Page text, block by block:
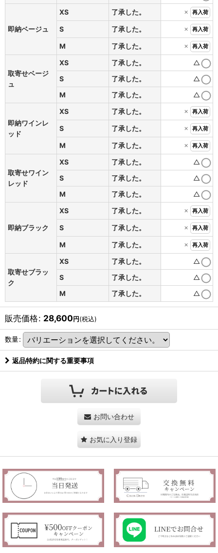
即納ベージュ
XS 了承した。 × 再入荷
S 了承した。 × 再入荷
M 了承した。 × 再入荷
取寄せベージ
ュ
XS 了承した。
△
S
了承した。
△
M
了承した。 △
即納ワインレ
ッド
XS 了承した。 × 再入荷
S 了承した。 × 再入荷
M 了承した。 × 再入荷
取寄せワイン
レッド
XS 了承した。
△
S
了承した。
△
M
了承した。 △
即納ブラック
XS 了承した。 × 再入荷
S 了承した。 × 再入荷
M 了承した。 × 再入荷
取寄せブラッ
ク
XS 了承した。
△
S
了承した。
△
M
了承した。 △
販売価格: 28,600円(税込)
数量:
返品特約に関する重要事項
お問い合わせ
お気に入り登録